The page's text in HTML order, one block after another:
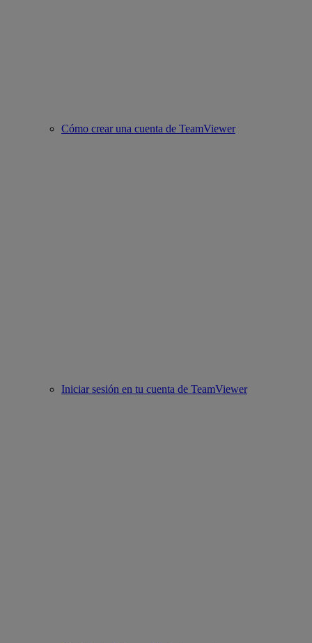
Cómo crear una cuenta de TeamViewer
Iniciar sesión en tu cuenta de TeamViewer